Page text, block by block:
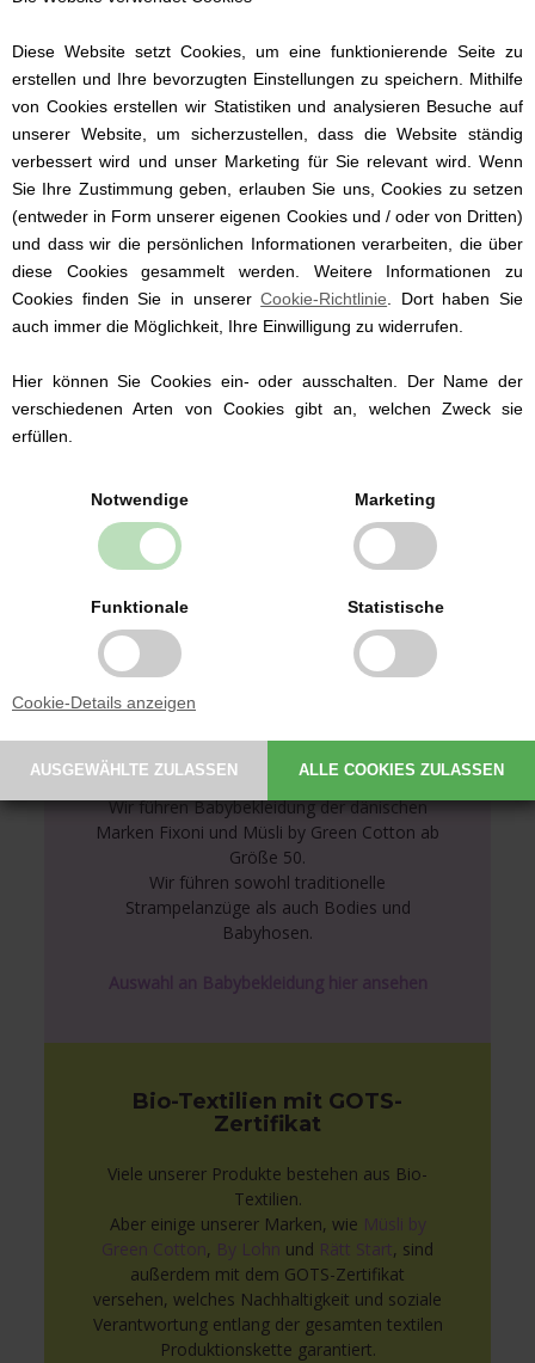
Diese Website setzt Cookies, um eine funktionierende Seite zu
erstellen und Ihre bevorzugten Einstellungen zu speichern. Mithilfe
von Cookies erstellen wir Statistiken und analysieren Besuche auf
unserer Website, um sicherzustellen, dass die Website ständig
verbessert wird und unser Marketing für Sie relevant wird. Wenn
Sie Ihre Zustimmung geben, erlauben Sie uns, Cookies zu setzen
(entweder in Form unserer eigenen Cookies und / oder von Dritten)
und dass wir die persönlichen Informationen verarbeiten, die über
diese Cookies gesammelt werden. Weitere Informationen zu
Cookies finden Sie in unsererCookie-Richtlinie . Dort haben Sie
auch immer die Möglichkeit, Ihre Einwilligung zu widerrufen.
Hier können Sie Cookies ein- oder ausschalten. Der Name der
verschiedenen Arten von Cookies gibt an, welchen Zweck sie
erfüllen.
Notwendige Marketing
Funktionale Statistische
Cookie-Details anzeigen
Weitere Geschenkinspirationen
Babymütze, Fixoni, Rainy Day (creme)
12,99 EUR
Babybekleidung von
bekannten Marken
Wir führen Babybekleidung der dänischen
Marken Fixoni und Müsli by Green Cotton ab
Größe 50.
Wir führen sowohl traditionelle
Strampelanzüge als auch Bodies und
Babyhosen.
Auswahl an Babybekleidung hier ansehen
Bio-Textilien mit GOTS-
Zertifikat
Viele unserer Produkte bestehen aus Bio-
Textilien.
Aber einige unserer Marken, wie Müsli by
Green Cotton, By Lohn und Rätt Start, sind
außerdem mit dem GOTS-Zertifikat
versehen, welches Nachhaltigkeit und soziale
Verantwortung entlang der gesamten textilen
Produktionskette garantiert.